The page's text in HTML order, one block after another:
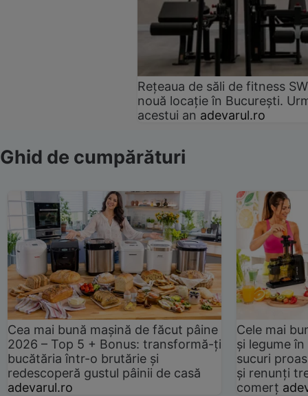
Rețeaua de săli de fitness
nouă locație în București.
acestui an adevarul.ro
Ghid de cumpărături
Cea mai bună mașină de făcut pâine
2026 – Top 5 + Bonus: transformă-ți
bucătăria într-o brutărie și
redescoperă gustul pâinii de casă
adevarul.ro
Cele mai
și legume
sucuri
și renunți
comerț